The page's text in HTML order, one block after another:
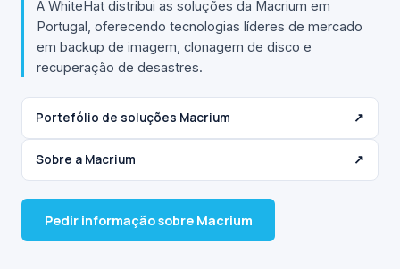
A WhiteHat distribui as soluções da Macrium em
Portugal, oferecendo tecnologias líderes de mercado
em backup de imagem, clonagem de disco e
recuperação de desastres.
Portefólio de soluções Macrium ↗
Sobre a Macrium ↗
Pedir informação sobre Macrium